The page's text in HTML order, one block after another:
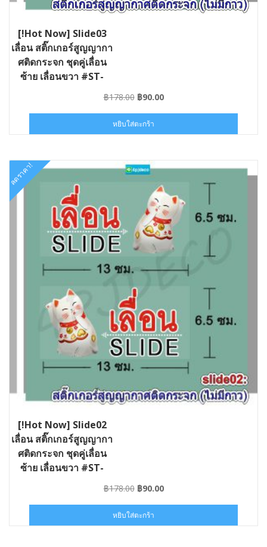
[!Hot Now] Slide03
เลื่อน สติ๊กเกอร์สูญญากา
ศติดกระจก ชุดคู่เลื่อน
ซ้าย เลื่อนขวา #ST-
฿178.00 Original
was:
฿178.00.
฿90.00Current
฿90.00.
หยิบใส่ตะกร้า
ลดราคา!
[!Hot Now] Slide02
เลื่อน สติ๊กเกอร์สูญญากา
ศติดกระจก ชุดคู่เลื่อน
ซ้าย เลื่อนขวา #ST-
฿178.00 Original
was:
฿178.00.
฿90.00Current
฿90.00.
หยิบใส่ตะกร้า